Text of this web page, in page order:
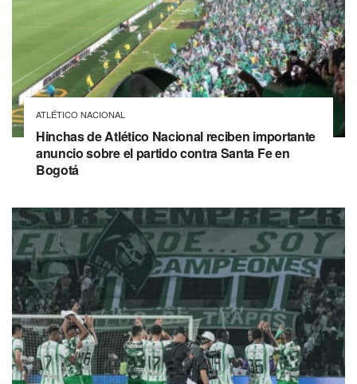
ATLÉTICO NACIONAL
Hinchas de Atlético Nacional reciben importante
anuncio sobre el partido contra Santa Fe en
Bogotá